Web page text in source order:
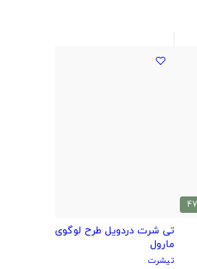
تی شرت دردویل طرح لوگوی دردویل
مارول
تیشرت